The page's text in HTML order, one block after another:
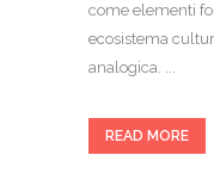
come elementi
ecosistema
analogica. ...
READ MORE